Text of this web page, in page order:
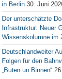
in Berlin 30. Juni
Der unterschätzte
Infrastruktur: Neuer
Wissenskolumne im
Deutschlandweiter
Folgen für den
„Buten un Binnen“